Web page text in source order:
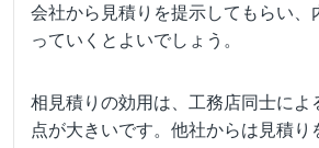
会社から見積りを提示してもらい、
っていくとよいでしょう。
相見積りの効用は、工務店同士によ
点が大きいです。他社からは見積り